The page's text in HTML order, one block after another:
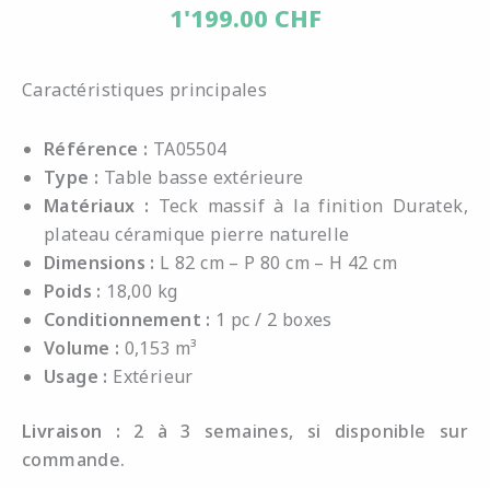
1'199.00 CHF
Caractéristiques principales
Référence : TA05504
Type : Table basse extérieure
Matériaux : Teck massif à la finition Duratek,
plateau céramique pierre naturelle
Dimensions : L 82 cm – P 80 cm – H 42 cm
Poids : 18,00 kg
Conditionnement : 1 pc / 2 boxes
Volume : 0,153 m³
Usage : Extérieur
Livraison : 2 à 3 semaines, si disponible sur
commande.